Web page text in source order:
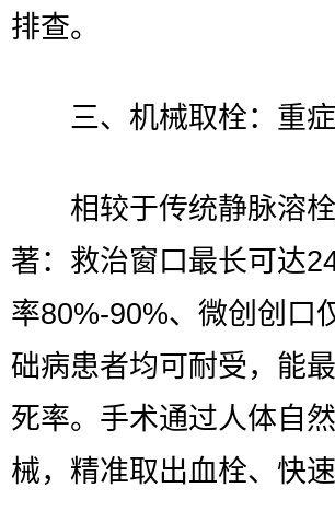
排查。
三、机械取栓：重症
相较于传统静脉溶栓
著：救治窗口最长可达
率80%-90%、微创创口
础病患者均可耐受，能
死率。手术通过人体自
械，精准取出血栓、快